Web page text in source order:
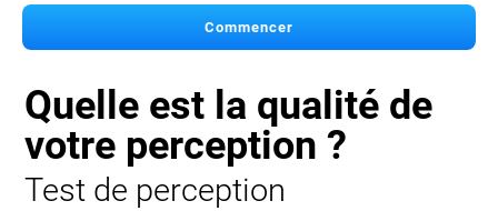
Commencer
Quelle est la qualité de
votre perception ?
Test de perception